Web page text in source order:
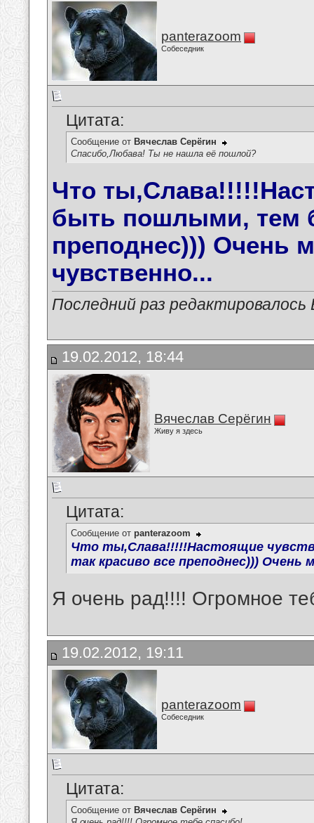
panterazoom
Собеседник
Цитата:
Сообщение от Вячеслав Серёгин
Спасибо,Любава! Ты не нашла её пошлой?
Что
быть пошлыми, тем
преподнес))) Очень
чувственно...
Последний раз
19.02.2012, 18:44
Вячеслав Серёгин
Живу я здесь
Цитата:
Сообщение от panterazoom
Что ты,Слава!!!!!Настоящие
так красиво все преподнес))) Очень
Я очень рад!!!! Огромное
19.02.2012, 19:11
panterazoom
Собеседник
Цитата:
Сообщение от Вячеслав Серёгин